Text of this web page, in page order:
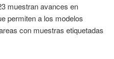
muestran avances en
permiten a los modelos
con muestras etiquetadas